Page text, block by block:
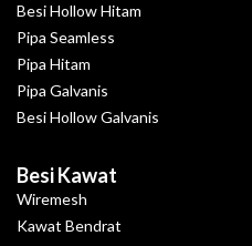
Besi Hollow Hitam
Pipa Seamless
Pipa Hitam
Pipa Galvanis
Besi Hollow Galvanis
Besi Kawat
Wiremesh
Kawat Bendrat